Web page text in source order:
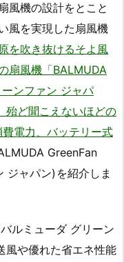
風機の設計をとこと
風を実現した扇風機
を吹き抜けるそよ風
扇風機「BALMUDA
ンファン ジャパ
殆ど聞こえないほどの
電力、バッテリー式
GreenFan
ジャパン) を紹介しま
ルミューダ グリーン
風や優れた省エネ性能